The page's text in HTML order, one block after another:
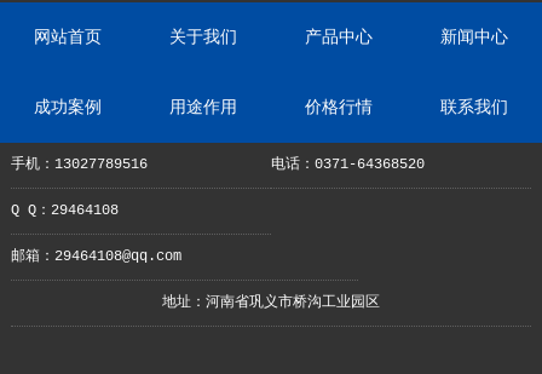
网站首页 关于我们 产品中心 新闻中心
成功案例 用途作用 价格行情 联系我们
手机：13027789516 电话：0371-64368520
Q Q：29464108
邮箱：29464108@qq.com
地址：河南省巩义市桥沟工业园区